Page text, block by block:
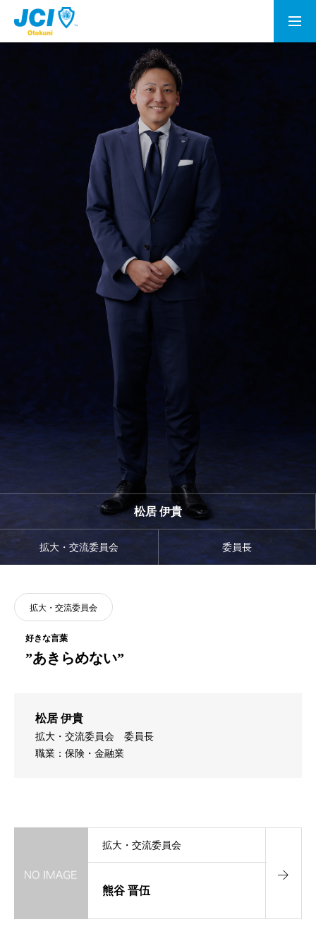
会員募集
松居 伊貴
拡大・交流委員会 委員長
拡大・交流委員会
”あきらめない”
松居 伊貴
拡大・交流委員会
委員長
職業：保険・金融業
熊谷 晋伍
拡大・交流委員会